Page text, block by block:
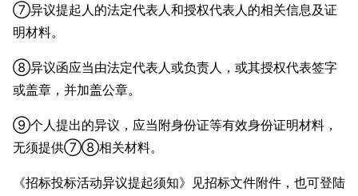
⑦异议提起人的法定代表人和授权代表人的相关信息及证
明材料。
⑧异议函应当由法定代表人或负责人，或其授权代表签字
或盖章，并加盖公章。
⑨个人提出的异议，应当附身份证等有效身份证明材料，
无须提供⑦⑧相关材料。
《招标投标活动异议提起须知》见招标文件附件，也可登陆